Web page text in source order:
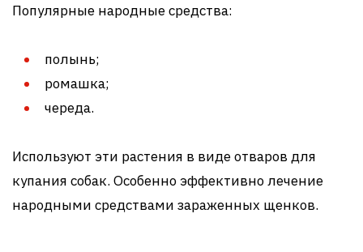
Популярные народные средства:
полынь;
ромашка;
череда.
Используют эти растения в виде отваров для
купания собак. Особенно эффективно лечение
народными средствами зараженных щенков.